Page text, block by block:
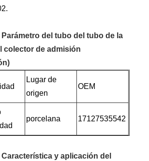
Parámetro del tubo del tubo de la
colector de admisión
Lugar de
origen
OEM
porcelana 17127535542
Característica y aplicación del